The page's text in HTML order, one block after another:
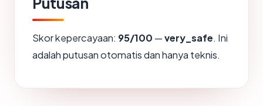
Skor kepercayaan: 95/100 —very_safe. Ini
adalah putusan otomatis dan hanya teknis.